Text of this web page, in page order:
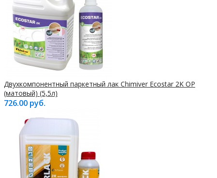
Двухкомпонентный паркетный лак Chimiver Ecostar 2K OP
(матовый) (5,5л)
726.00 руб.